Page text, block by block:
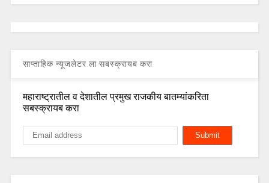
साप्ताहिक न्यूजलेटर ला सबस्क्रायब करा
महाराष्ट्रातील व देशातील प्रमुख राजकीय बातम्यांकरिता
सबस्क्रायब करा